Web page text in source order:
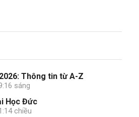
Thông tin từ A-Z
sáng
Học Đức
chiều